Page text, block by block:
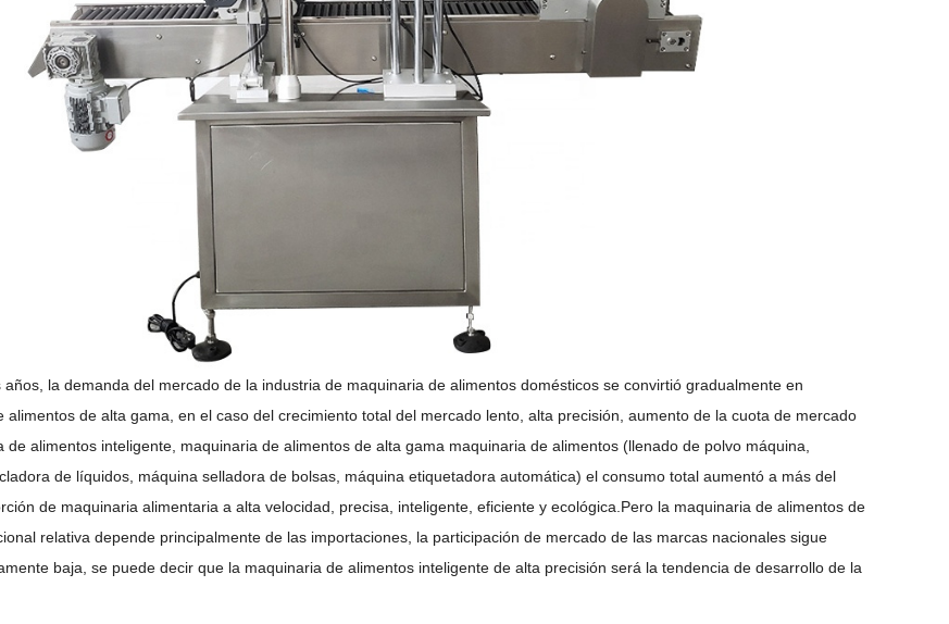
años, la demanda del mercado de la industria de maquinaria de alimentos domésticos se convirtió gradualmente en
alimentos de alta gama, en el caso del crecimiento total del mercado lento, alta precisión, aumento de la cuota de mercado
de alimentos inteligente, maquinaria de alimentos de alta gama maquinaria de alimentos (llenado de polvo máquina,
de líquidos, máquina selladora de bolsas, máquina etiquetadora automática) el consumo total aumentó a más del
de maquinaria alimentaria a alta velocidad, precisa, inteligente, eficiente y ecológica. Pero la maquinaria de alimentos de
relativa depende principalmente de las importaciones, la participación de mercado de las marcas nacionales sigue
baja, se puede decir que la maquinaria de alimentos inteligente de alta precisión será la tendencia de desarrollo de la